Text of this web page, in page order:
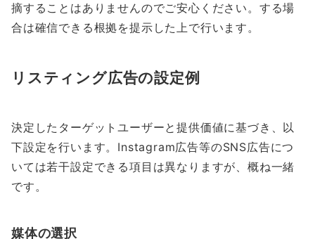
摘することはありませんのでご安心ください。する場
合は確信できる根拠を提示した上で行います。
リスティング広告の設定例
決定したターゲットユーザーと提供価値に基づき、以
下設定を行います。Instagram広告等のSNS広告につ
いては若干設定できる項目は異なりますが、概ね一緒
です。
媒体の選択